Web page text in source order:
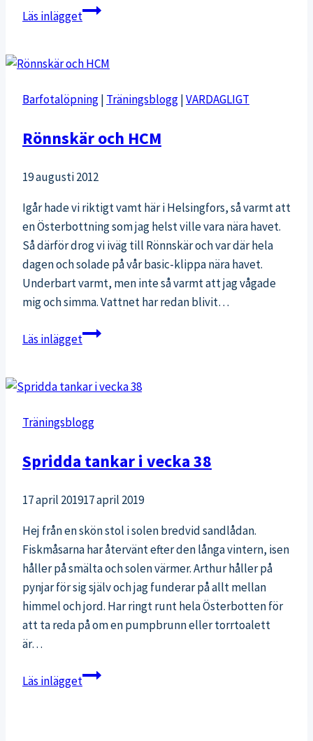
Läs inläggetÖver
hav
somriga
Barfotalöpning| Träningsblogg|VARDAGLIGT
Rönnskär och HCM
19 augusti 2012
Igår hade vi riktigt vamt här i Helsingfors, så varmt att
en Österbottning som jag helst ville vara nära havet.
Så därför drog vi iväg till Rönnskär och var där hela
dagen och solade på vår basic-klippa nära havet.
Underbart varmt, men inte så varmt att jag vågade
mig och simma. Vattnet har redan blivit…
Läs inläggetRönnskär
Träningsblogg
Spridda tankar i vecka 38
17 april 201917 april 2019
Hej från en skön stol i solen bredvid sandlådan.
Fiskmåsarna har återvänt efter den långa vintern, isen
håller på smälta och solen värmer. Arthur håller på
pynjar för sig själv och jag funderar på allt mellan
himmel och jord. Har ringt runt hela Österbotten för
att ta reda på om en pumpbrunn eller torrtoalett
är…
Läs inläggetSpridda